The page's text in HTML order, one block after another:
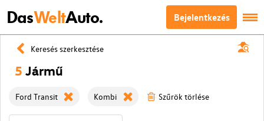
DasWeltAuto. Bejelentkezés
Keresés szerkesztése
5 Jármű
Ford Transit Kombi Szűrök törlése